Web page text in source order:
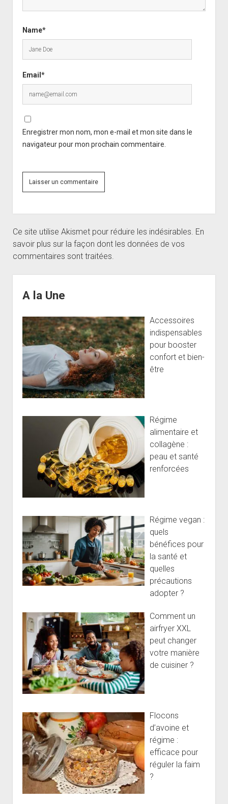
Name*
Email*
Enregistrer mon nom, mon e-mail et mon site dans le
navigateur pour mon prochain commentaire.
Ce site utilise Akismet pour réduire les indésirables. En
savoir plus sur la façon dont les données de vos
commentaires sont traitées.
A la Une
Accessoires
indispensables
pour booster
confort et bien-
être
Régime
alimentaire et
collagène :
peau et santé
renforcées
Régime vegan :
quels
bénéfices pour
la santé et
quelles
précautions
adopter ?
Comment un
airfryer XXL
peut changer
votre manière
de cuisiner ?
Flocons
d’avoine et
régime :
efficace pour
réguler la faim
?